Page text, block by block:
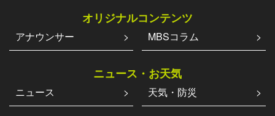
オリジナルコンテンツ
アナウンサー MBSコラム
ニュース・お天気
ニュース 天気・防災